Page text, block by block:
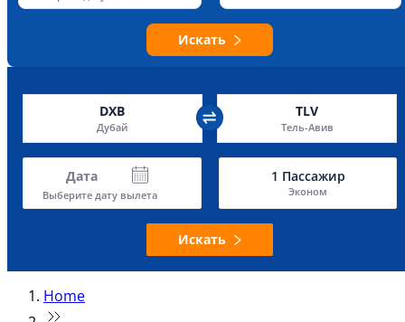
Искать
DXB
Дубай
TLV
Тель-Авив
Дата
Выберите дату вылета
1 Пассажир
Эконом
Искать
Home